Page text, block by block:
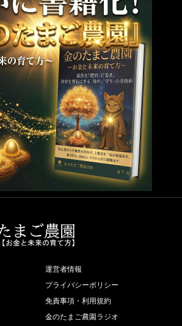
運営者情報
プライバシーポリシー
免責事項・利用規約
金のたまご農園ラジオ